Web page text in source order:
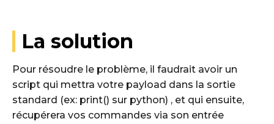
La solution
Pour résoudre le problème, il faudrait avoir un
script qui mettra votre payload dans la sortie
standard (ex: print() sur python) , et qui ensuite,
récupérera vos commandes via son entrée